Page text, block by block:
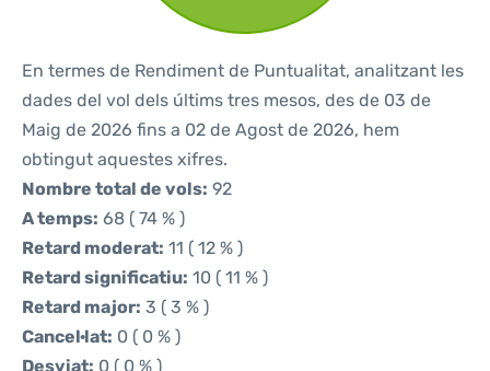
En termes de Rendiment de Puntualitat, analitzant les
dades del vol dels últims tres mesos, des de 03 de
Maig de 2026 fins a 02 de Agost de 2026, hem
obtingut aquestes xifres.
Nombre total de vols: 92
A temps: 68 ( 74 % )
Retard moderat: 11 ( 12 % )
Retard significatiu: 10 ( 11 % )
Retard major: 3 ( 3 % )
Cancel·lat: 0 ( 0 % )
Desviat: 0 ( 0 % )